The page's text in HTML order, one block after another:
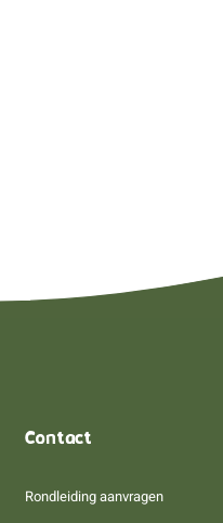
Contact
Rondleiding aanvragen